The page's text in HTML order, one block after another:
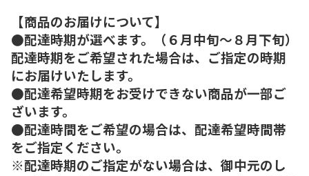
【商品のお届けについて】
●配達時期が選べます。（６月中旬～８月下旬）
配達時期をご希望された場合は、ご指定の時期
にお届けいたします。
●配達希望時期をお受けできない商品が一部ご
ざいます。
●配達時間をご希望の場合は、配達希望時間帯
をご指定ください。
※配達時期のご指定がない場合は、御中元のし